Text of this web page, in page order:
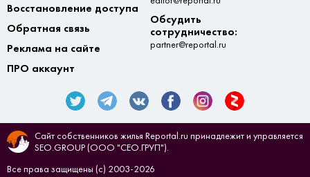
Восстановление доступа
Обратная связь
Реклама на сайте
ПРО аккаунт
Обсудить
сотрудничество:
partner@reportal.ru
Сайт собственников жилья Reportal.ru принадлежит и управляется
SEO.GROUP (ООО "СЕО.ГРУП").
Все права защищены (с) 2003-2026